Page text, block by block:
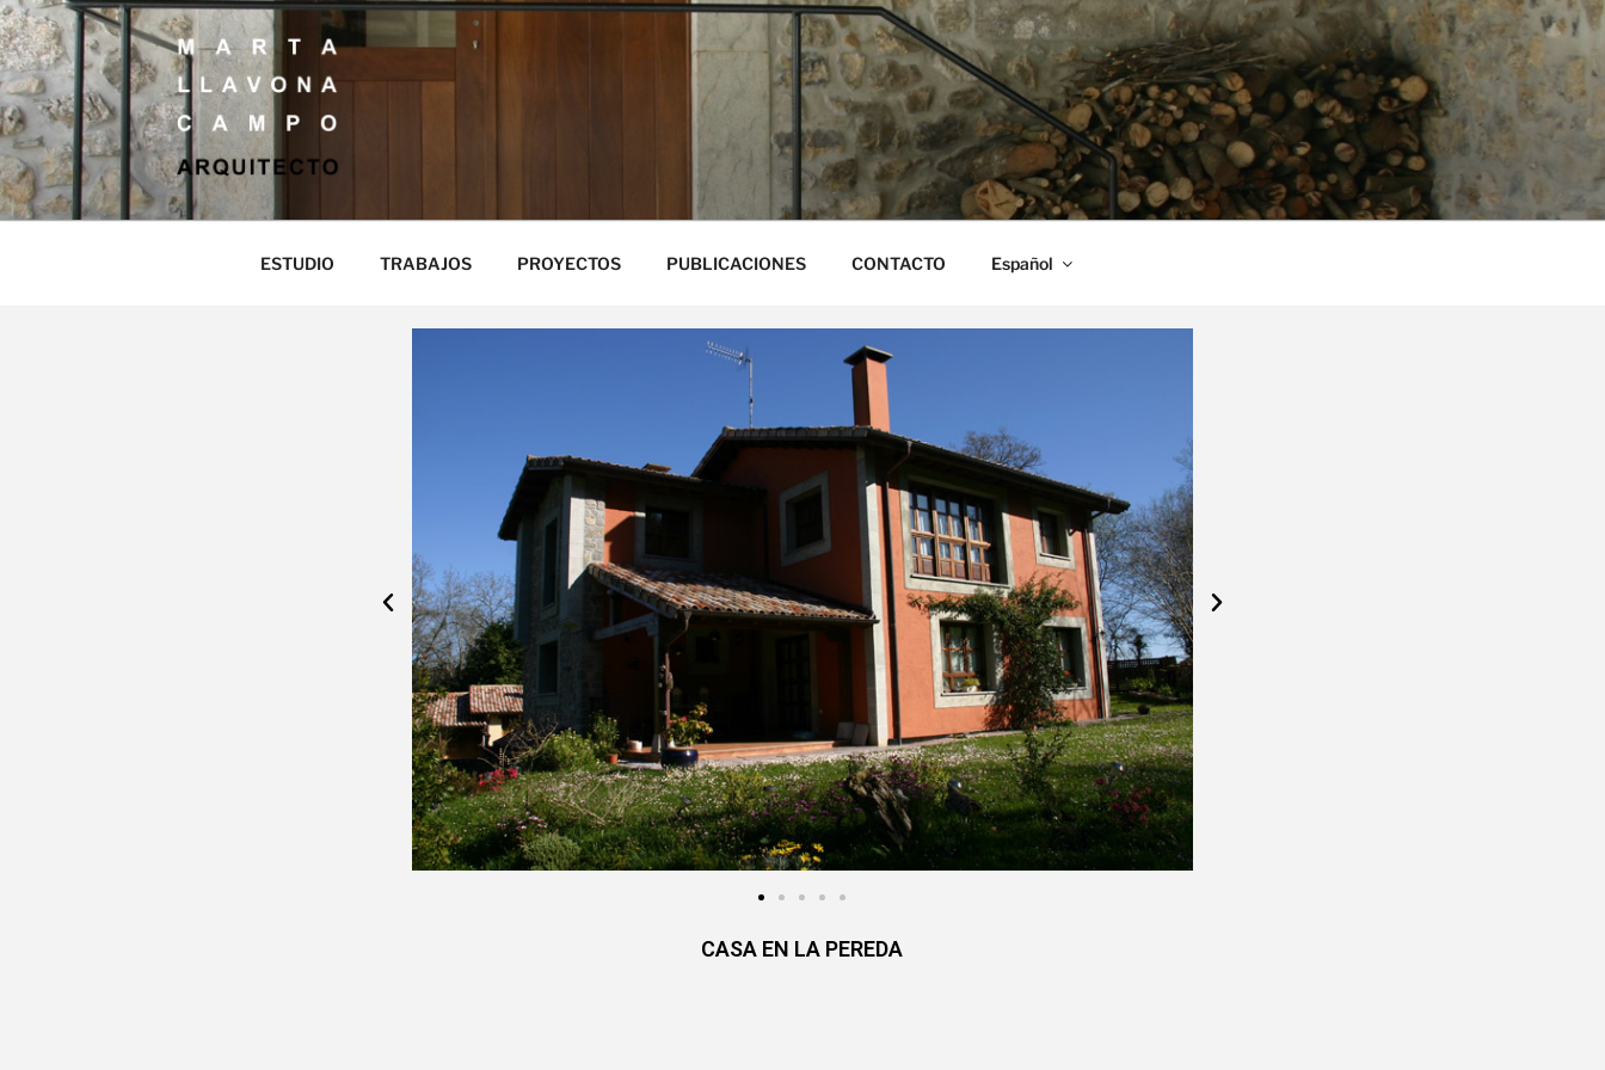
MARTA LLAVONA CAMPO
ARQUITECTO
ESTUDIO TRABAJOS PROYECTOS PUBLICACIONES CONTACTO Español
CASA EN LA PEREDA